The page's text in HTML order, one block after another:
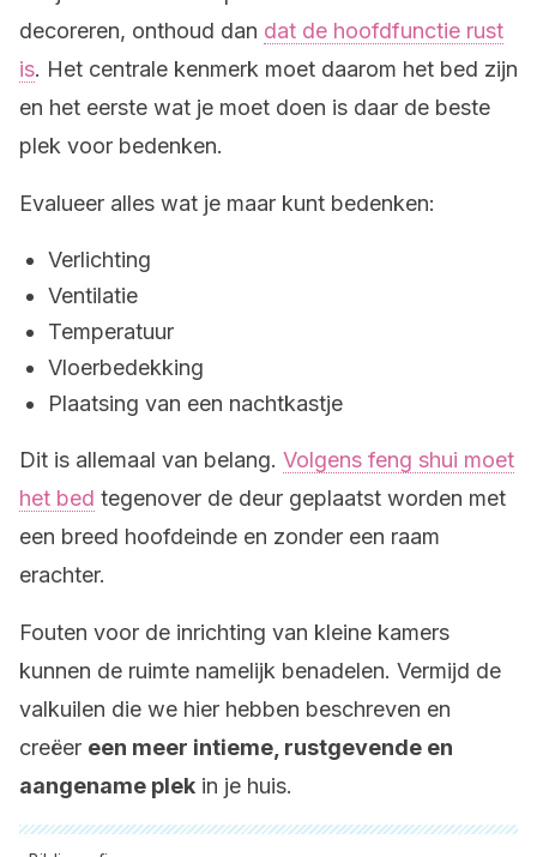
decoreren, onthoud dan dat de hoofdfunctie rust
is. Het centrale kenmerk moet daarom het bed zijn
en het eerste wat je moet doen is daar de beste
plek voor bedenken.
Evalueer alles wat je maar kunt bedenken:
Verlichting
Ventilatie
Temperatuur
Vloerbedekking
Plaatsing van een nachtkastje
Dit is allemaal van belang. Volgens feng shui moet
het bed tegenover de deur geplaatst worden met
een breed hoofdeinde en zonder een raam
erachter.
Fouten voor de inrichting van kleine kamers
kunnen de ruimte namelijk benadelen. Vermijd de
valkuilen die we hier hebben beschreven en
creëer een meer intieme, rustgevende en
aangename plek in je huis.